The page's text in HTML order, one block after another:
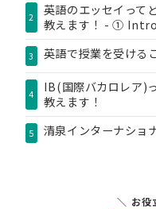
2
英語のエッセイって
教えます！ - ①
3 英語で授業を受ける
4
IB(国際バカロレア)
教えます！
5 清泉インターナショ
＼ お役